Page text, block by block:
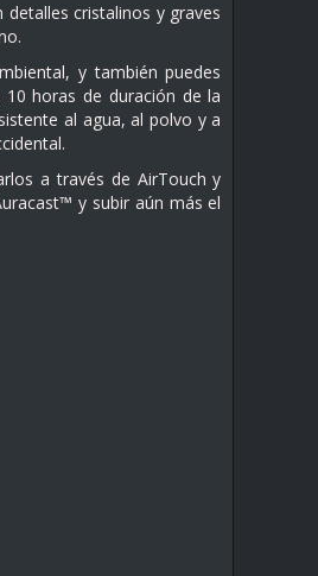
cristalinos y graves
y también puedes
horas de duración de la
al agua, al polvo y a
a través de AirTouch y
y subir aún más el